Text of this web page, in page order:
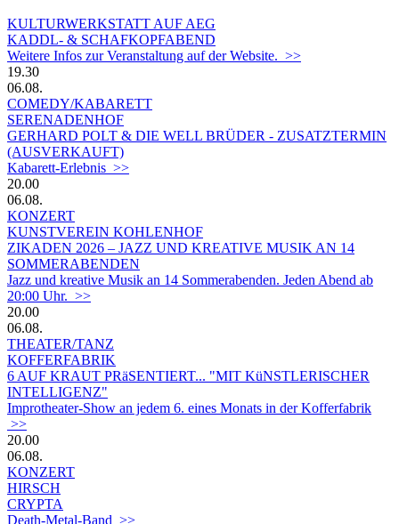
KULTURWERKSTATT AUF AEG
KADDL- & SCHAFKOPFABEND
Weitere Infos zur Veranstaltung auf der Website. >>
19.30
06.08.
COMEDY/KABARETT
SERENADENHOF
GERHARD POLT & DIE WELL BRÜDER - ZUSATZTERMIN
(AUSVERKAUFT)
Kabarett-Erlebnis >>
20.00
06.08.
KONZERT
KUNSTVEREIN KOHLENHOF
ZIKADEN 2026 – JAZZ UND KREATIVE MUSIK AN 14
SOMMERABENDEN
Jazz und kreative Musik an 14 Sommerabenden. Jeden Abend ab
20:00 Uhr. >>
20.00
06.08.
THEATER/TANZ
KOFFERFABRIK
6 AUF KRAUT PRäSENTIERT... "MIT KüNSTLERISCHER
INTELLIGENZ"
Improtheater-Show an jedem 6. eines Monats in der Kofferfabrik
>>
20.00
06.08.
KONZERT
HIRSCH
CRYPTA
Death-Metal-Band >>